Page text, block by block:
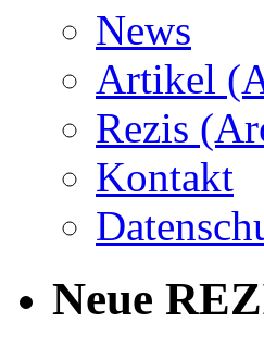
News
Artikel
Rezis
Kontakt
Neue